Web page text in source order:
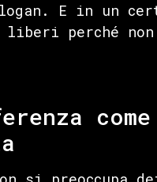
E in un
liberi perché non
come